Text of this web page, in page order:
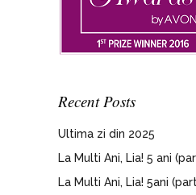
Recent Posts
Ultima zi din 2025
La Multi Ani, Lia! 5 ani
La Multi Ani, Lia! 5ani